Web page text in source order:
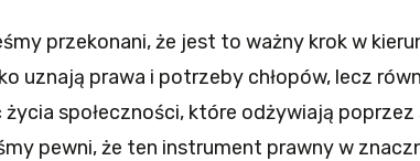
przekonani, że jest to ważny krok w
uznają prawa i potrzeby chłopów, lecz
życia społeczności, które odżywiają
pewni, że ten instrument prawny w